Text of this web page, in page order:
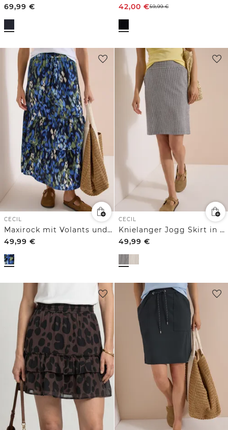
69,99 €
42,00 €59,99€
CECIL
Maxirock mit Volants und Print
49,99 €
CECIL
Knielanger Jogg Skirt in Seersucker-Qualität
49,99 €